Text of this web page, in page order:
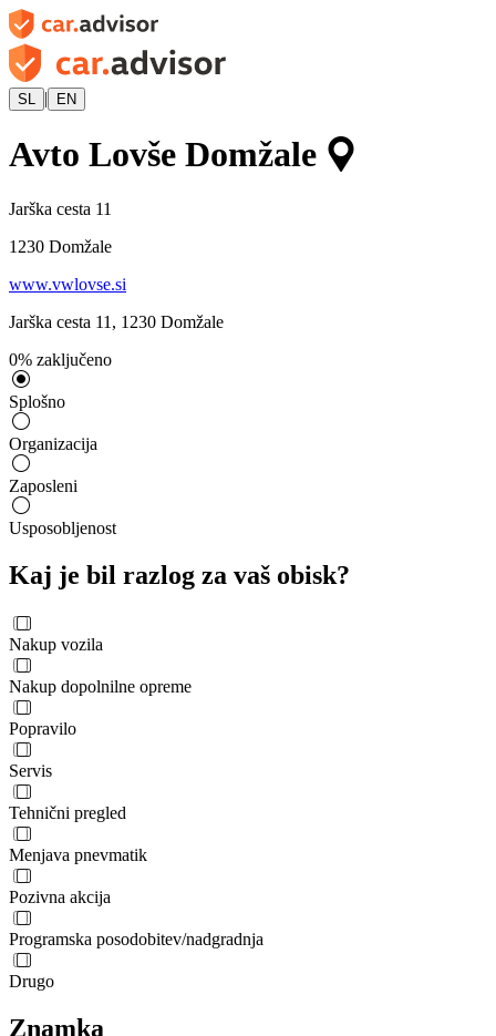
SL | EN
Avto Lovše Domžale
Jarška cesta 11
1230 Domžale
www.vwlovse.si
Jarška cesta 11 , 1230 Domžale
0% zaključeno
Splošno
Organizacija
Zaposleni
Usposobljenost
Kaj je bil razlog za vaš obisk?
Nakup vozila
Nakup dopolnilne opreme
Popravilo
Servis
Tehnični pregled
Menjava pnevmatik
Pozivna akcija
Programska posodobitev/nadgradnja
Drugo
Znamka